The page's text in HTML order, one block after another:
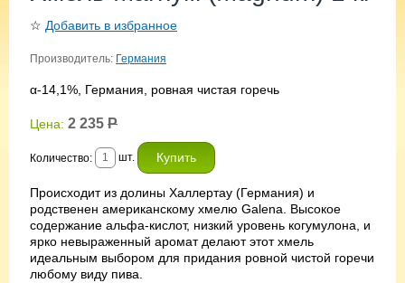
☆ Добавить в избранное
Производитель: Германия
α-14,1%, Германия, ровная чистая горечь
Цена: 2 235 Р
Количество: шт.
Происходит из долины Халлертау (Германия) и
родственен американскому хмелю Galena. Высокое
содержание альфа-кислот, низкий уровень когумулона, и
ярко невыраженный аромат делают этот хмель
идеальным выбором для придания ровной чистой горечи
любому виду пива.